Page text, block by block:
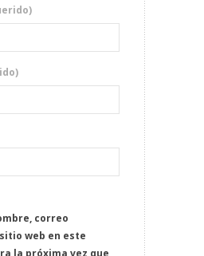
correo
web en este
la próxima vez que